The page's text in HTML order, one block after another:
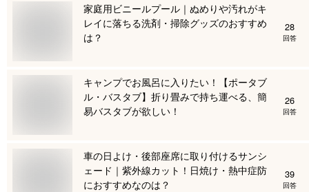
家庭用ビニールプール｜ぬめりや汚れがキ
レイに落ちる洗剤・掃除グッズのおすすめ
は？
28
回答
キャンプでお風呂に入りたい！【ポータブ
ル・バスタブ】折り畳みで持ち運べる、簡
易バスタブが欲しい！
26
回答
車の日よけ・後部座席に取り付けるサンシ
ェード｜紫外線カット！日焼け・熱中症防
におすすめなのは？
39
回答